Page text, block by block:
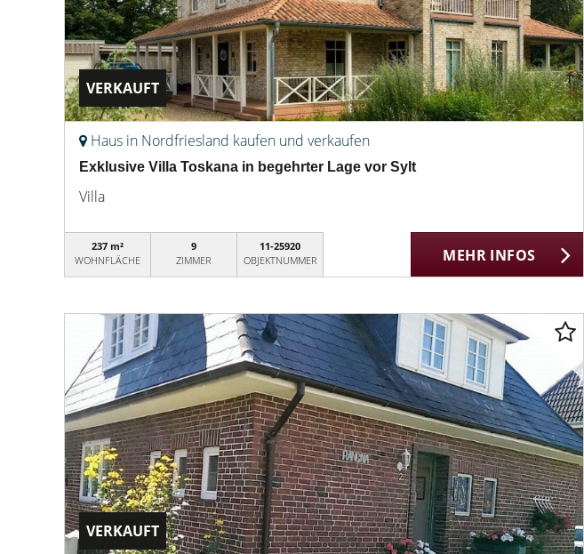
VERKAUFT
Haus in Nordfriesland kaufen und verkaufen
Exklusive Villa Toskana in begehrter Lage vor Sylt
Villa
237 m²
WOHNFLÄCHE
9
ZIMMER
11-25920
OBJEKTNUMMER
MEHR INFOS
VERKAUFT